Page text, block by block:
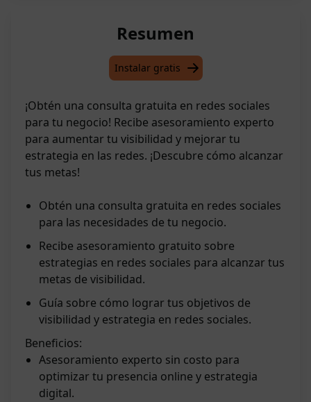
Resumen
Instalar gratis
¡Obtén una consulta gratuita en redes sociales
para tu negocio! Recibe asesoramiento experto
para aumentar tu visibilidad y mejorar tu
estrategia en las redes. ¡Descubre cómo alcanzar
tus metas!
Obtén una consulta gratuita en redes sociales
para las necesidades de tu negocio.
Recibe asesoramiento gratuito sobre
estrategias en redes sociales para alcanzar tus
metas de visibilidad.
Guía sobre cómo lograr tus objetivos de
visibilidad y estrategia en redes sociales.
Beneficios:
Asesoramiento experto sin costo para
optimizar tu presencia online y estrategia
digital.